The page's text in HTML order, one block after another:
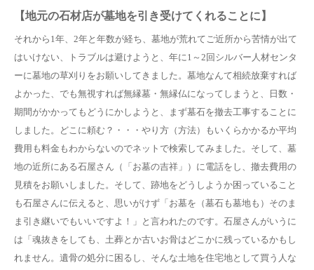
【地元の石材店が墓地を引き受けてくれることに】
それから1年、2年と年数が経ち、墓地が荒れてご近所から苦情が出て
はいけない、トラブルは避けようと、年に1～2回シルバー人材センタ
ーに墓地の草刈りをお願いしてきました。墓地なんて相続放棄すれば
よかった、でも無視すれば無縁墓・無縁仏になってしまうと、日数・
期間がかかってもどうにかしようと、まず墓石を撤去工事することに
しました。どこに頼む？・・・やり方（方法）もいくらかかるか平均
費用も料金もわからないのでネットで検索してみました。そして、墓
地の近所にある石屋さん（「お墓の吉祥」）に電話をし、撤去費用の
見積をお願いしました。そして、跡地をどうしようか困っていること
も石屋さんに伝えると、思いがけず「お墓を（墓石も墓地も）そのま
ま引き継いでもいいですよ！」と言われたのです。石屋さんがいうに
は「魂抜きをしても、土葬とか古いお骨はどこかに残っているかもし
れません。遺骨の処分に困るし、そんな土地を住宅地として買う人な